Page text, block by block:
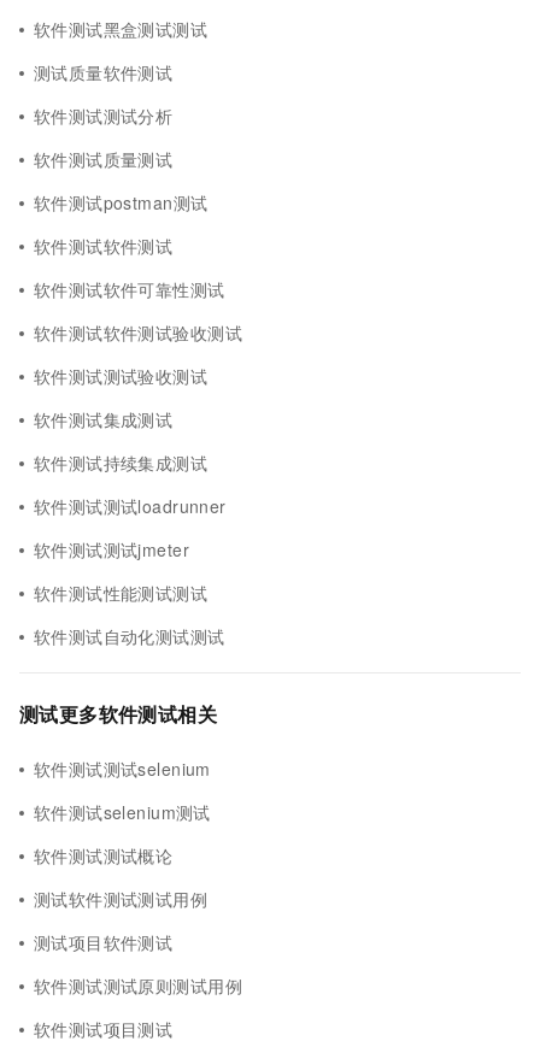
软件测试黑盒测试测试
测试质量软件测试
软件测试测试分析
软件测试质量测试
软件测试postman测试
软件测试软件测试
软件测试软件可靠性测试
软件测试软件测试验收测试
软件测试测试验收测试
软件测试集成测试
软件测试持续集成测试
软件测试测试loadrunner
软件测试测试jmeter
软件测试性能测试测试
软件测试自动化测试测试
测试更多软件测试相关
软件测试测试selenium
软件测试selenium测试
软件测试测试概论
测试软件测试测试用例
测试项目软件测试
软件测试测试原则测试用例
软件测试项目测试